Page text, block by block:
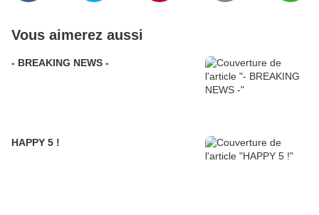
Vous aimerez aussi
- BREAKING NEWS -
HAPPY 5 !